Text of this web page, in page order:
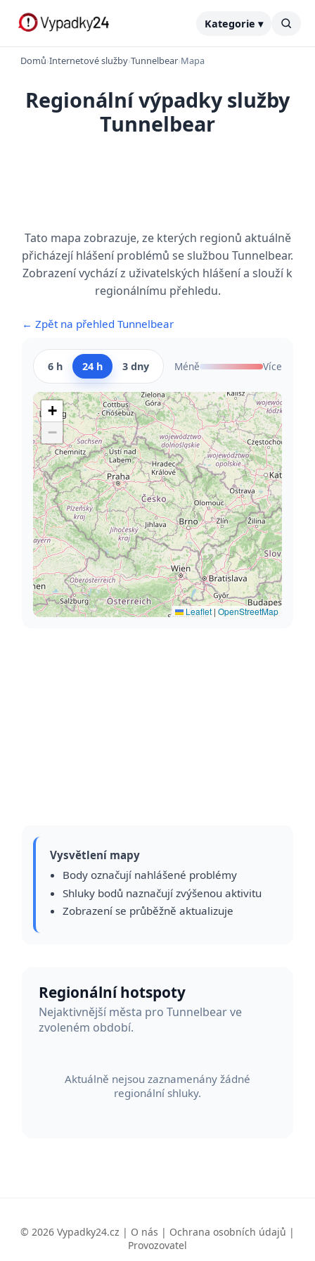
Kategorie ▾
Domů›Internetové služby›Tunnelbear›Mapa
Regionální výpadky služby
Tunnelbear
Tato mapa zobrazuje, ze kterých regionů aktuálně
přicházejí hlášení problémů se službou Tunnelbear.
Zobrazení vychází z uživatelských hlášení a slouží k
regionálnímu přehledu.
← Zpět na přehled Tunnelbear
6 h 24 h 3 dny Méně Více
+
−
Leaflet | OpenStreetMap
Vysvětlení mapy
Body označují nahlášené problémy
Shluky bodů naznačují zvýšenou aktivitu
Zobrazení se průběžně aktualizuje
Regionální hotspoty
Nejaktivnější města pro Tunnelbear ve
zvoleném období.
Aktuálně nejsou zaznamenány žádné
regionální shluky.
© 2026 Vypadky24.cz | O nás | Ochrana osobních údajů |
Provozovatel